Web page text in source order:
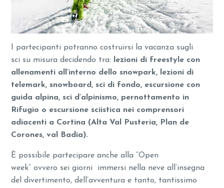
I partecipanti potranno costruirsi la vacanza sugli
sci su misura decidendo tra:
lezioni di freestyle con
allenamenti all’interno dello snowpark, lezioni di
telemark, snowboard, sci di fondo, escursione con
guida alpina, sci d’alpinismo, pernottamento in
Rifugio o escursione sciistica nei comprensori
adiacenti a Cortina (Alta Val Pusteria, Plan de
Corones, val Badia).
È possibile partecipare anche alla “Open
week” ovvero sei giorni immersi nella neve all’insegna
del divertimento, dell’avventura e tanto, tantissimo